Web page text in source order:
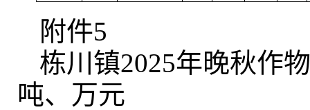
附件5
栋川镇2025年晚秋作
吨、万元